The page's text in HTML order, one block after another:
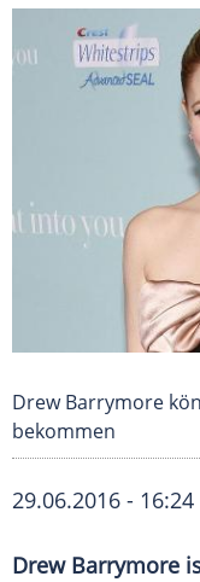
Drew Barrymore
bekommen
29.06.2016 -
Drew Barrymore